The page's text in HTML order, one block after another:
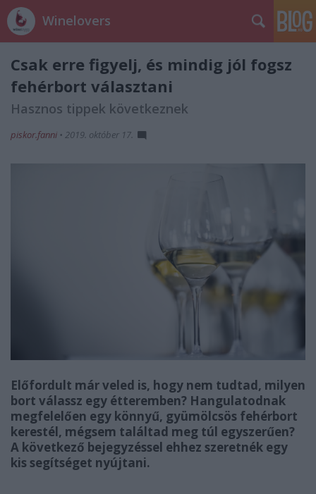
Winelovers
Csak erre figyelj, és mindig jól fogsz
fehérbort választani
Hasznos tippek következnek
piskor.fanni • 2019. október 17.
Előfordult már veled is, hogy nem tudtad, milyen
bort válassz egy étteremben? Hangulatodnak
megfelelően egy könnyű, gyümölcsös fehérbort
kerestél, mégsem találtad meg túl egyszerűen?
A következő bejegyzéssel ehhez szeretnék egy
kis segítséget nyújtani.